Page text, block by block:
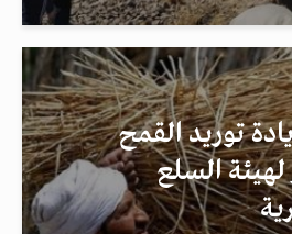
توريد القمح
لهيئة السلع